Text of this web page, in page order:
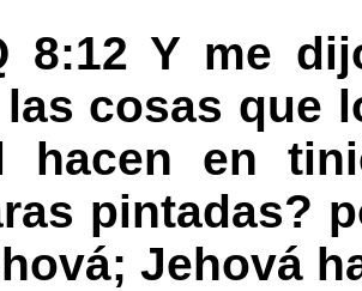
8:12 Y me
cosas que
hacen en
pintadas?
Jehová